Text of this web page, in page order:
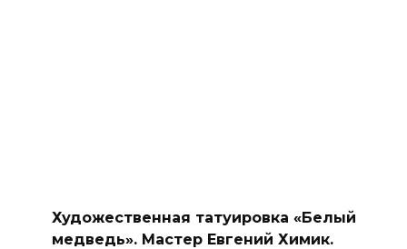
Художественная татуировка «Белый
медведь». Мастер Евгений Химик.